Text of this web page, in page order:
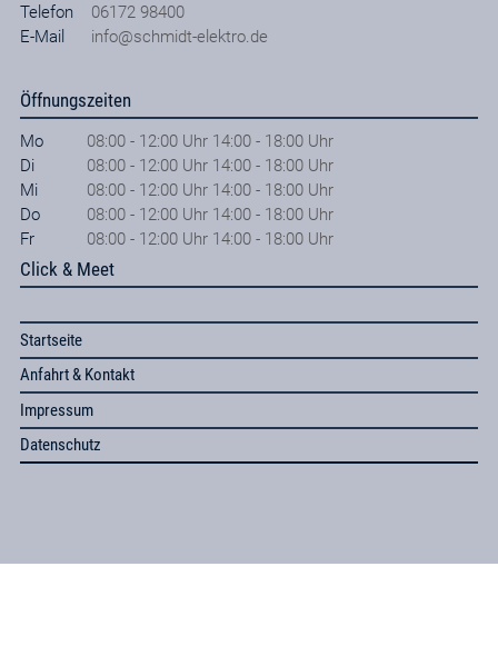
Telefon
06172 98400
E-Mail
info@schmidt-elektro.de
Öffnungszeiten
Mo
08:00 - 12:00 Uhr 14:00 - 18:00 Uhr
Di
08:00 - 12:00 Uhr 14:00 - 18:00 Uhr
Mi
08:00 - 12:00 Uhr 14:00 - 18:00 Uhr
Do
08:00 - 12:00 Uhr 14:00 - 18:00 Uhr
Fr
08:00 - 12:00 Uhr 14:00 - 18:00 Uhr
Click & Meet
Startseite
Anfahrt & Kontakt
Impressum
Datenschutz